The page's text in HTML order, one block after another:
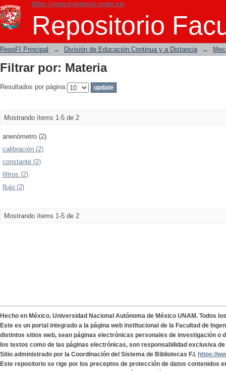
https://www.ingenieria.unam.mx
Repositorio
Filtrar por: Materia
RepoFI Principal → División de Educación Continua y a Distancia →
Filtrar por: Materia
Resultados por página:
Mostrando ítems 1-5 de 2
anenómetro (2)
calibración (2)
constante (2)
filtros (2)
flujo (2)
Mostrando ítems 1-5 de 2
Hecho en México. Universidad Nacional Autónoma de México UNAM. Todos
Este es un portal integrado a la página web institucional de la Facultad de
distintos sitios web, sean páginas electrónicas personales de investigación o
los textos como de las páginas electrónicas, son responsabilidad exclusiva
Sitio administrado por la Coordinación del Sistema de Bibliotecas F.I. https://
Este repositorio se rige por los preceptos de protección de datos contenidos